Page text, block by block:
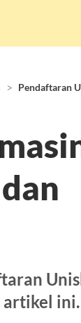
Pendaftaran
artikel ini.